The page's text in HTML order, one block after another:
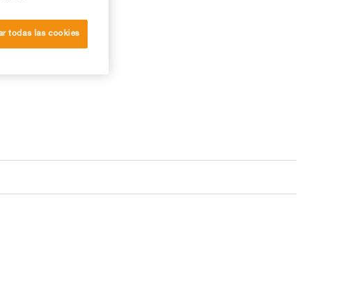
todas las cookies